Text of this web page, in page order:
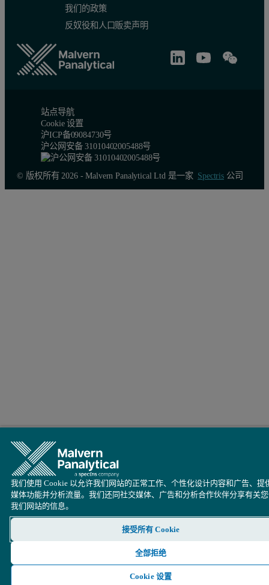
我们的政策
反奴役和人口贩卖声明
站点导航
Cookie 设置
沪ICP备09084730号
沪公网安备 31010402005488号
© 版权所有 2026 - Malvern Panalytical Ltd 是一家 Spectris公司
我们使用 Cookie 以允许我们网站的正常工作、个性化设计内容和广告、提
媒体功能并分析流量。我们还同社交媒体、广告和分析合作伙伴分享有关
我们网站的信息。
接受所有 Cookie
全部拒绝
Cookie 设置